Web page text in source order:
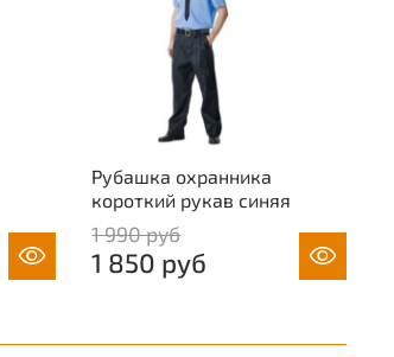
Ву З Ми Тнв
Рубашка охранника
короткий рукав синяя
1 990 руб
1 850 руб